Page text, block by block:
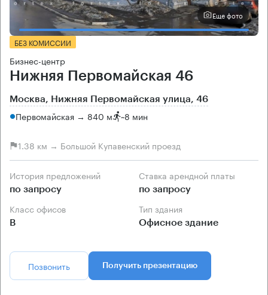
Еще фото
БЕЗ КОМИССИИ
Бизнес-центр
Нижняя Первомайская 46
Москва, Нижняя Первомайская улица, 46
Первомайская → 840 м ~8 мин
1.38 км → Большой Купавенский проезд
История предложений
по запросу
Ставка арендной платы
по запросу
Класс офисов
B
Тип здания
Офисное здание
Позвонить Получить презентацию